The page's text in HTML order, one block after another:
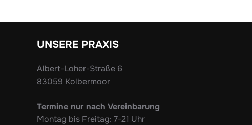
UNSERE PRAXIS
Albert-Loher-Straße 6
83059 Kolbermoor
Termine nur nach Vereinbarung
Montag bis Freitag: 7-21 Uhr